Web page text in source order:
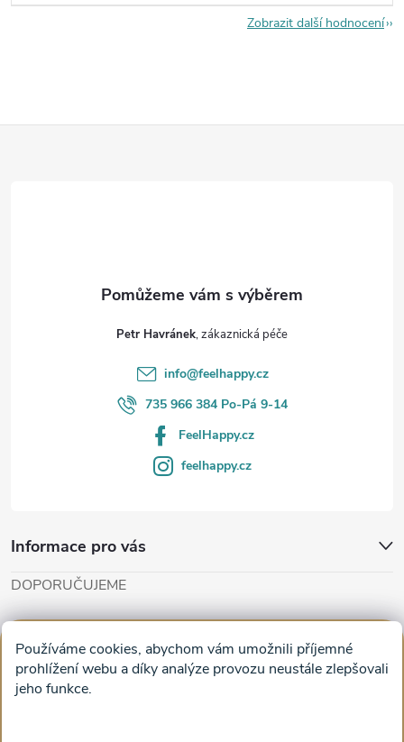
Používáme cookies, abychom vám umožnili příjemné
prohlížení webu a díky analýze provozu neustále zlepšovali
jeho funkce.
Zobrazit další hodnocení
Petr Havránek
info@feelhappy.cz
735 966 384 Po-Pá 9-14
FeelHappy.cz
feelhappy.cz
Informace pro vás
DOPORUČUJEME
Obrazy na plátně na zeď a stěnu do obýváku
Facebook